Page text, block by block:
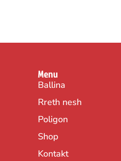
Menu
Ballina
Rreth nesh
Poligon
Shop
Kontakt